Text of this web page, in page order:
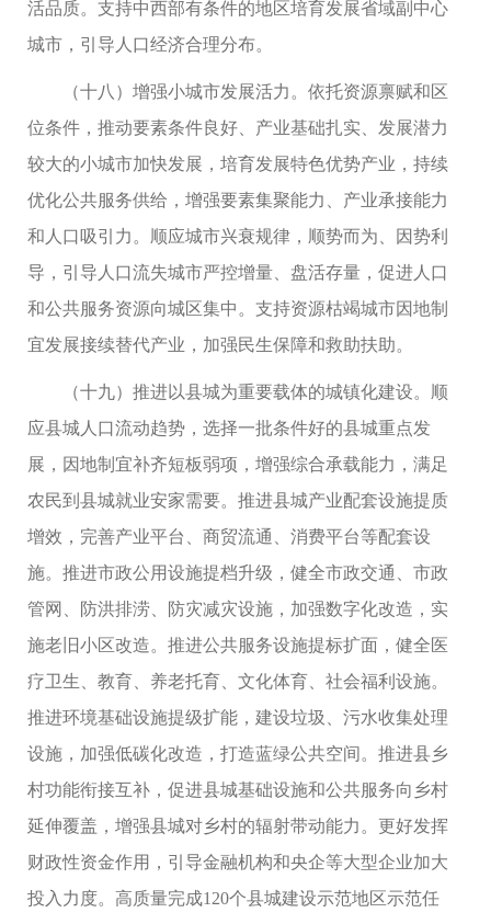
活品质。支持中西部有条件的地区培育发展省域副中心
城市，引导人口经济合理分布。
（十八）增强小城市发展活力。依托资源禀赋和区
位条件，推动要素条件良好、产业基础扎实、发展潜力
较大的小城市加快发展，培育发展特色优势产业，持续
优化公共服务供给，增强要素集聚能力、产业承接能力
和人口吸引力。顺应城市兴衰规律，顺势而为、因势利
导，引导人口流失城市严控增量、盘活存量，促进人口
和公共服务资源向城区集中。支持资源枯竭城市因地制
宜发展接续替代产业，加强民生保障和救助扶助。
（十九）推进以县城为重要载体的城镇化建设。顺
应县城人口流动趋势，选择一批条件好的县城重点发
展，因地制宜补齐短板弱项，增强综合承载能力，满足
农民到县城就业安家需要。推进县城产业配套设施提质
增效，完善产业平台、商贸流通、消费平台等配套设
施。推进市政公用设施提档升级，健全市政交通、市政
管网、防洪排涝、防灾减灾设施，加强数字化改造，实
施老旧小区改造。推进公共服务设施提标扩面，健全医
疗卫生、教育、养老托育、文化体育、社会福利设施。
推进环境基础设施提级扩能，建设垃圾、污水收集处理
设施，加强低碳化改造，打造蓝绿公共空间。推进县乡
村功能衔接互补，促进县城基础设施和公共服务向乡村
延伸覆盖，增强县城对乡村的辐射带动能力。更好发挥
财政性资金作用，引导金融机构和央企等大型企业加大
投入力度。高质量完成120个县城建设示范地区示范任